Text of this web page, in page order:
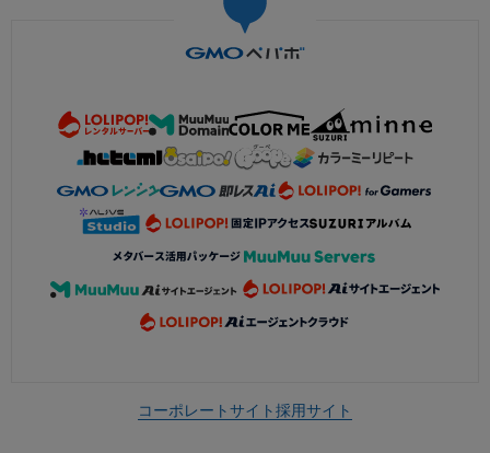
コーポレートサイト採用サイト